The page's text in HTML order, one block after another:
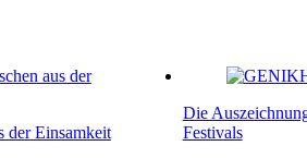
der Einsamkeit
Die
Festivals